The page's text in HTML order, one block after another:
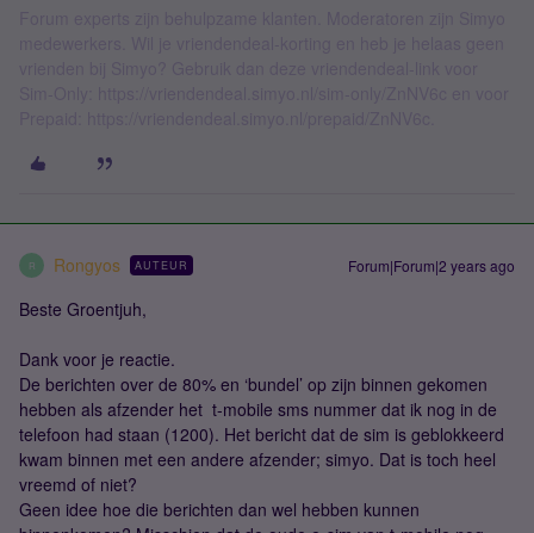
R Rongyos AUTEUR Forum|Forum|2 years ago
Beste Groentjuh,
Dank voor je reactie.
De berichten over de 80% en ‘bundel’ op zijn binnen gekomen
hebben als afzender het t-mobile sms nummer dat ik nog in de
telefoon had staan (1200). Het bericht dat de sim is geblokkeerd
kwam binnen met een andere afzender; simyo. Dat is toch heel
vreemd of niet?
Geen idee hoe die berichten dan wel hebben kunnen